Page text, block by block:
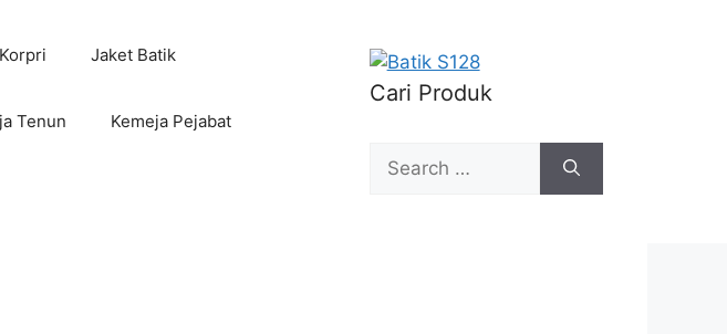
Jaket Batik
Tenun Kemeja Pejabat
Cari Produk
Search
for: